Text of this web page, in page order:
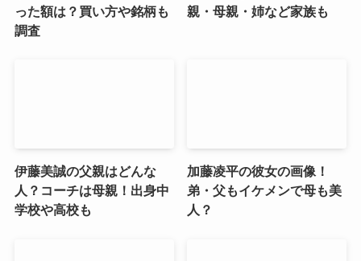
った額は？買い方や銘柄も
調査
親・母親・姉など家族も
伊藤美誠の父親はどんな
人？コーチは母親！出身中
学校や高校も
加藤凌平の彼女の画像！
弟・父もイケメンで母も美
人？